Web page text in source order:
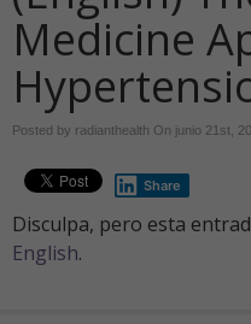
Medicine
Posted by radianthealth On junio 21st,
Share
Disculpa, pero esta
English.